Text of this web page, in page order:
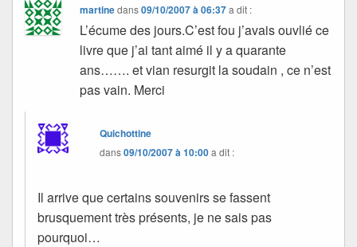
martinedans09/10/2007 à 06:37 a dit :
L’écume des jours.C’est fou j’avais ouvlié ce
livre que j’ai tant aimé il y a quarante
ans……. et vian resurgit la soudain , ce n’est
pas vain. Merci
Quichottine
dans09/10/2007 à 10:00a dit :
Il arrive que certains souvenirs se fassent
brusquement très présents, je ne sais pas
pourquoi…